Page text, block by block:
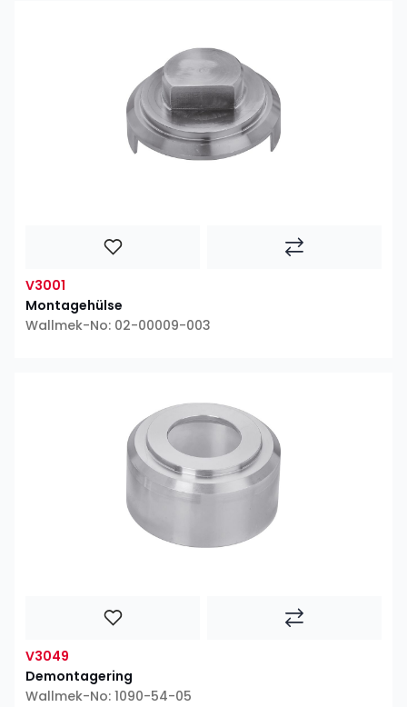
V3001
Montagehülse
Wallmek-No: 02-00009-003
V3049
Demontagering
Wallmek-No: 1090-54-05